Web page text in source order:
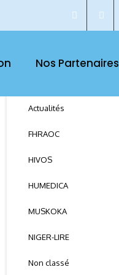
Nos Partenaires
CATEGORY
Actualités
FHRAOC
HIVOS
HUMEDICA
MUSKOKA
NIGER-LIRE
Non classé